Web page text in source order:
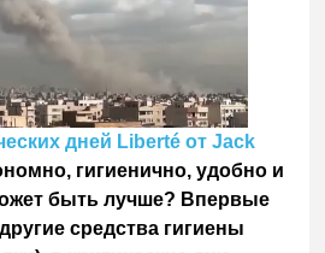
дней Liberté от Jack
гигиенично, удобно и
быть лучше? Впервые
средства гигиены